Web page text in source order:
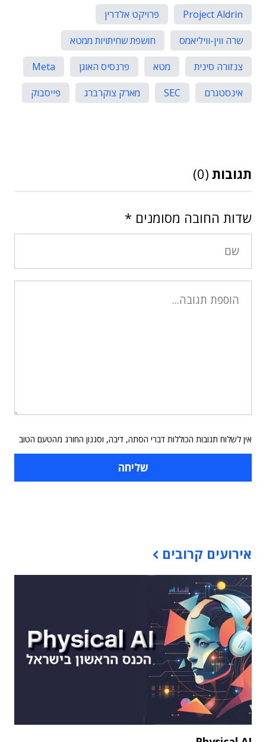
Project Aldrin
פרויקט אלדרין
שרה ווין-וויליאמס
חושפת שחיתויות ממטא
צנזורה סינית
מטא פרנסיס האוגן
Meta
אינסטגרם
SEC מארק צוקרברג פייסבוק
תגובות (0)
שדות החובה מסומנים *
אין לשלוח תגובות הכוללות דברי הסתה, דיבה, וסגנון החורג מהטעם הטוב
אירועים קרובים